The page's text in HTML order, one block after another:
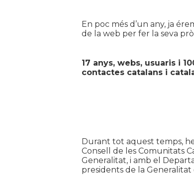
En poc més d’un any, ja
de la web per fer la seva
17 anys, webs, usuaris i
contactes catalans i
Durant tot aquest temps,
Consell de les Comunitats
Generalitat, i amb el
presidents de la Generalitat